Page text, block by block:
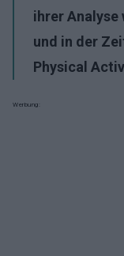
ihrer Analyse
und in der
Physical
Werbung: